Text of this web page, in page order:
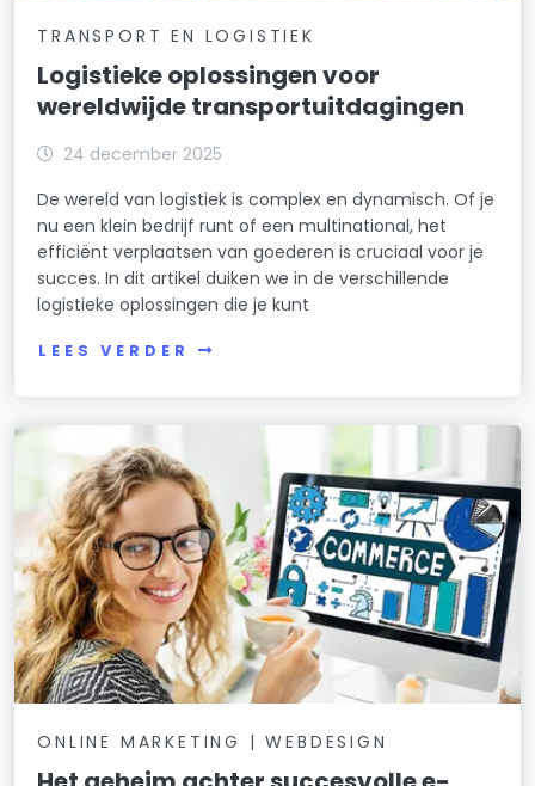
TRANSPORT EN LOGISTIEK
Logistieke oplossingen voor
wereldwijde transportuitdagingen
24 december 2025
De wereld van logistiek is complex en dynamisch. Of je
nu een klein bedrijf runt of een multinational, het
efficiënt verplaatsen van goederen is cruciaal voor je
succes. In dit artikel duiken we in de verschillende
logistieke oplossingen die je kunt
LEES VERDER
ONLINE MARKETING | WEBDESIGN